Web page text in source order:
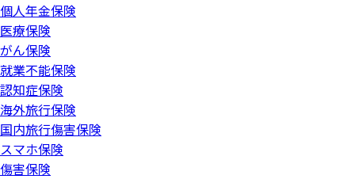
個人年金保険
医療保険
がん保険
就業不能保険
認知症保険
海外旅行保険
国内旅行傷害保険
スマホ保険
傷害保険